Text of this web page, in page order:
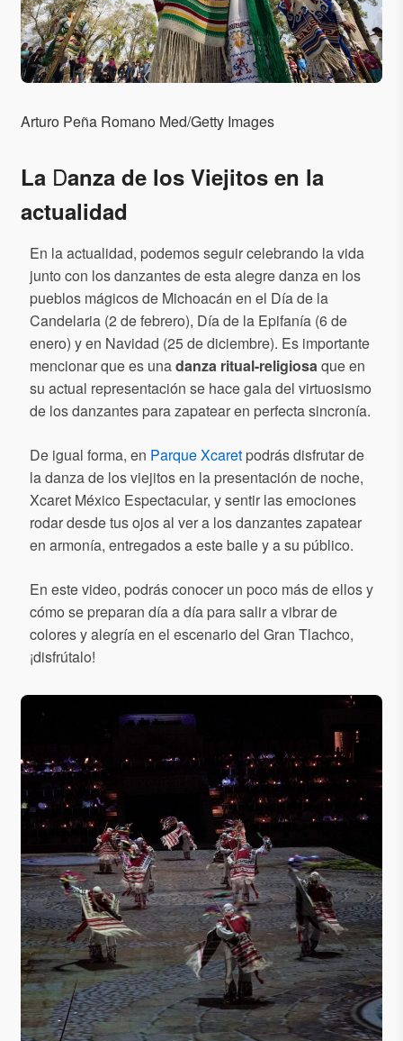
Arturo Peña Romano Med/Getty Images
La Danza de los Viejitos en la
actualidad
En la actualidad, podemos seguir celebrando la vida
junto con los danzantes de esta alegre danza en los
pueblos mágicos de Michoacán en el Día de la
Candelaria (2 de febrero), Día de la Epifanía (6 de
enero) y en Navidad (25 de diciembre). Es importante
mencionar que es unadanza ritual-religiosaque en
su actual representación se hace gala del virtuosismo
de los danzantes para zapatear en perfecta sincronía.
De igual forma, en Parque Xcaret podrás disfrutar de
la danza de los viejitos en la presentación de noche,
Xcaret México Espectacular, y sentir las emociones
rodar desde tus ojos al ver a los danzantes zapatear
en armonía, entregados a este baile y a su público.
En este video, podrás conocer un poco más de ellos y
cómo se preparan día a día para salir a vibrar de
colores y alegría en el escenario del Gran Tlachco,
¡disfrútalo!